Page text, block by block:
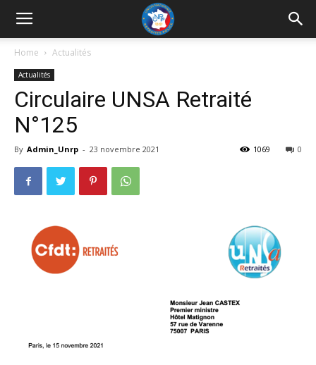
UNRP
Home Actualités
Actualités
Circulaire UNSA Retraité
N°125
By Admin_Unrp - 23 novembre 2021 0
1069